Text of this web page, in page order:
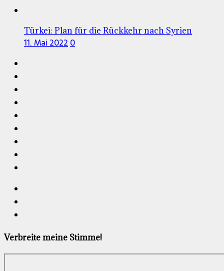
Türkei: Plan für die Rückkehr nach Syrien
11. Mai 2022 0
Verbreite meine Stimme!